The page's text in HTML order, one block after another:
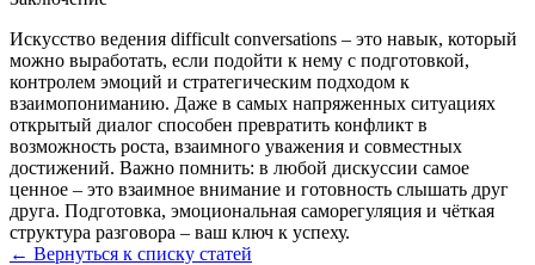
Искусство ведения difficult conversations – это навык, который
можно выработать, если подойти к нему с подготовкой,
контролем эмоций и стратегическим подходом к
взаимопониманию. Даже в самых напряженных ситуациях
открытый диалог способен превратить конфликт в
возможность роста, взаимного уважения и совместных
достижений. Важно помнить: в любой дискуссии самое
ценное – это взаимное внимание и готовность слышать друг
друга. Подготовка, эмоциональная саморегуляция и чёткая
структура разговора – ваш ключ к успеху.
← Вернуться к списку статей